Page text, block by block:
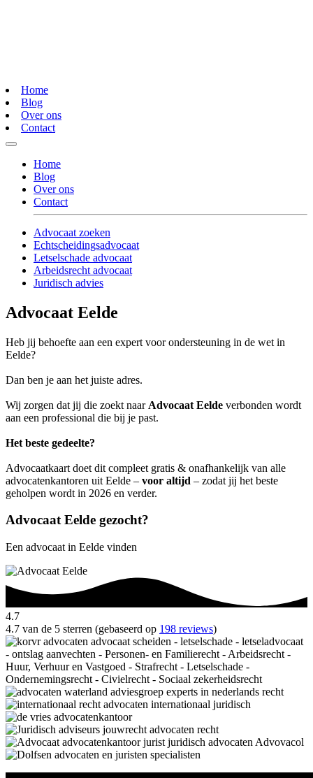
Home
Blog
Over ons
Contact
Home
Blog
Over ons
Contact
Advocaat zoeken
Echtscheidingsadvocaat
Letselschade advocaat
Arbeidsrecht advocaat
Juridisch advies
Advocaat Eelde
Heb jij behoefte aan een expert voor ondersteuning in de wet in
Eelde?
Dan ben je aan het juiste adres.
Wij zorgen dat jij die zoekt naar Advocaat Eelde verbonden wordt
aan een professional die bij je past.
Het beste gedeelte?
Advocaatkaart doet dit compleet gratis & onafhankelijk van alle
advocatenkantoren uit Eelde – voor altijd – zodat jij het beste
geholpen wordt in 2026 en verder.
Advocaat Eelde gezocht?
Een advocaat in Eelde vinden
4.7
4.7 van de 5 sterren (gebaseerd op 198 reviews)